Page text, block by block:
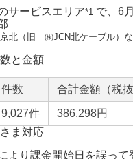
サービスエリア*1 で、6
北（旧 ㈱JCN北ケーブル）な
数と金額
件数 合計金額（税抜
9,027件
386,298円
ま対応
より課金開始日を誤っ